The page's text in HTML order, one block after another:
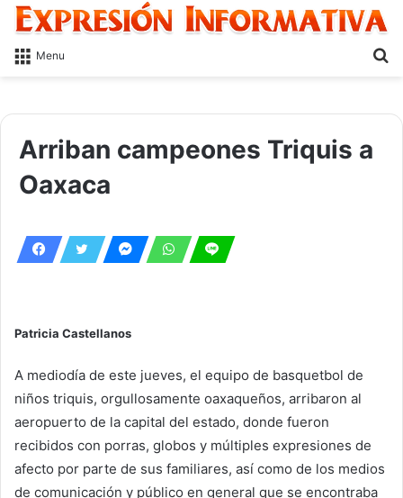
Menu
Arriban campeones Triquis a
Oaxaca
Patricia Castellanos
A mediodía de este jueves, el equipo de basquetbol de
niños triquis, orgullosamente oaxaqueños, arribaron al
aeropuerto de la capital del estado, donde fueron
recibidos con porras, globos y múltiples expresiones de
afecto por parte de sus familiares, así como de los medios
de comunicación y público en general que se encontraba